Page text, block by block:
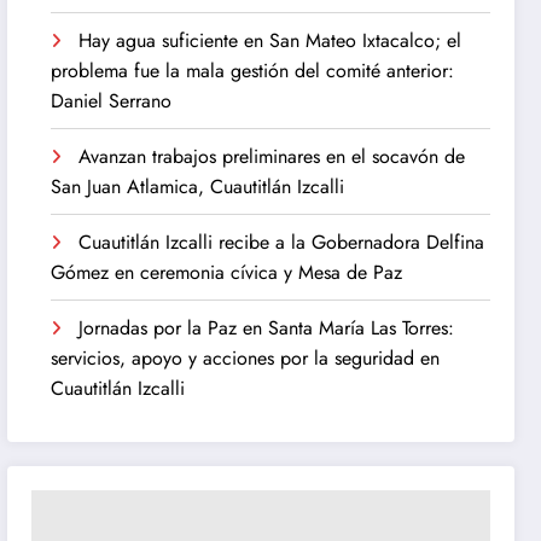
Hay agua suficiente en San Mateo Ixtacalco; el
problema fue la mala gestión del comité anterior:
Daniel Serrano
Avanzan trabajos preliminares en el socavón de
San Juan Atlamica, Cuautitlán Izcalli
Cuautitlán Izcalli recibe a la Gobernadora Delfina
Gómez en ceremonia cívica y Mesa de Paz
Jornadas por la Paz en Santa María Las Torres:
servicios, apoyo y acciones por la seguridad en
Cuautitlán Izcalli